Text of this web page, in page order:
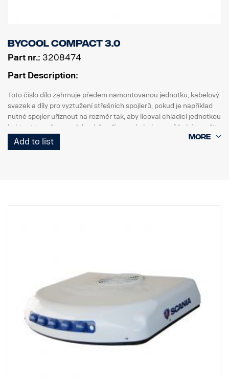
Bycool Compact 3.0
Part nr.: 3208474
Part Description:
Toto číslo dílo zahrnuje předem namontovanou jednotku, kabelový
svazek a díly pro vyztužení střešních spojlerů, pokud je například
nutné spojler uříznout na rozměr tak, aby lícoval chladicí jednotkou
kabiny. Vezměte na vědomí, že příprava kabelu nemůže být využita
pro tuto jednotku. Pro montáž je dodán samostatný kabelový
svazek.
Min. kapacita akumulátoru: 180 A
Min. výkon alternátoru: 80 Ah
Montážní pokyny, seznam náhradních dílů a uživatelské příručky si
prosím stáhněte ze stránek
http://scania.dirna.com/
Add to list